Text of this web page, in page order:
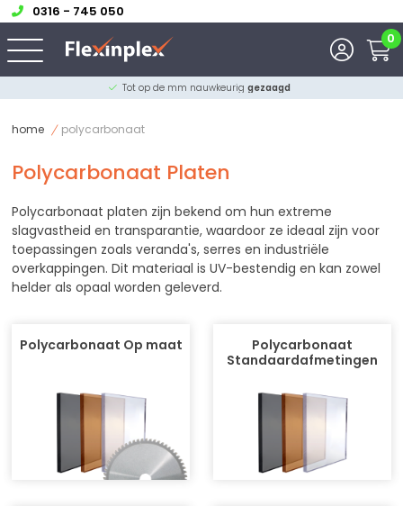
0316 - 745 050
0
Tot op de mm nauwkeurig gezaagd
home polycarbonaat
Polycarbonaat Platen
Polycarbonaat platen zijn bekend om hun extreme
slagvastheid en transparantie, waardoor ze ideaal zijn voor
toepassingen zoals veranda's, serres en industriële
overkappingen. Dit materiaal is UV-bestendig en kan zowel
helder als opaal worden geleverd.
Polycarbonaat Op maat
Polycarbonaat
Standaardafmetingen